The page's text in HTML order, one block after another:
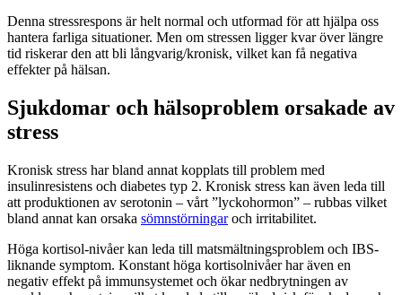
Denna stressrespons är helt normal och utformad för att hjälpa oss
hantera farliga situationer. Men om stressen ligger kvar över längre
tid riskerar den att bli långvarig/kronisk, vilket kan få negativa
effekter på hälsan.
Sjukdomar och hälsoproblem orsakade av
stress
Kronisk stress har bland annat kopplats till problem med
insulinresistens och diabetes typ 2. Kronisk stress kan även leda till
att produktionen av serotonin – vårt ”lyckohormon” – rubbas vilket
bland annat kan orsaka sömnstörningaroch irritabilitet.
Höga kortisol-nivåer kan leda till matsmältningsproblem och IBS-
liknande symptom. Konstant höga kortisolnivåer har även en
negativ effekt på immunsystemet och ökar nedbrytningen av